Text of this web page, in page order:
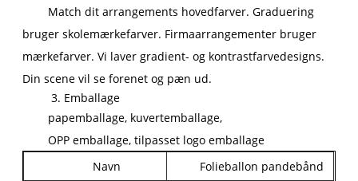
Match dit arrangements hovedfarver. Graduering
bruger skolemærkefarver. Firmaarrangementer bruger
mærkefarver. Vi laver gradient- og kontrastfarvedesigns.
Din scene vil se forenet og pæn ud.
3. Emballage
papemballage, kuvertemballage,
OPP emballage, tilpasset logo emballage
Navn
Folieballon pandebånd